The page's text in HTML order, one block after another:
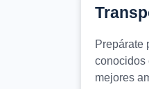
Prepárate
conocidos
mejores